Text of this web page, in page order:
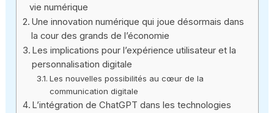
vie numérique
Une innovation numérique qui joue désormais dans
la cour des grands de l’économie
Les implications pour l’expérience utilisateur et la
personnalisation digitale
Les nouvelles possibilités au cœur de la
communication digitale
L’intégration de ChatGPT dans les technologies